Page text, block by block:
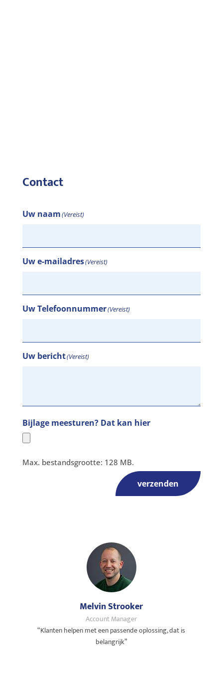
Contact
Uw naam(Vereist)
Uw e-mailadres(Vereist)
Uw Telefoonnummer(Vereist)
Uw bericht(Vereist)
Bijlage meesturen? Dat kan hier
Max. bestandsgrootte: 128 MB.
verzenden
Melvin Strooker
Account Manager
“Klanten helpen met een passende oplossing, dat is
belangrijk”